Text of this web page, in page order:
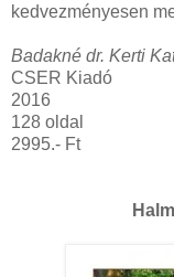
kedvezményesen
Badakné dr. Kerti
CSER Kiadó
2016
128 oldal
2995.- Ft